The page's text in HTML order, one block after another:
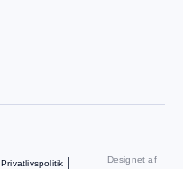
Privatlivspolitik |
Designet af